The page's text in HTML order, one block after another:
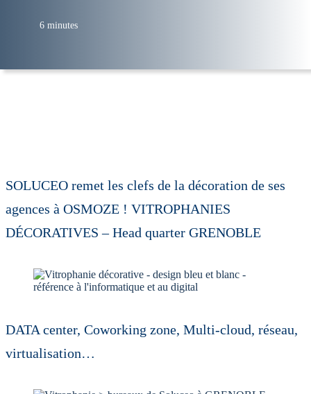
6 minutes
SOLUCEO remet les clefs de la décoration de ses
agences à OSMOZE ! VITROPHANIES
DÉCORATIVES – Head quarter GRENOBLE
DATA center, Coworking zone, Multi-cloud, réseau,
virtualisation…